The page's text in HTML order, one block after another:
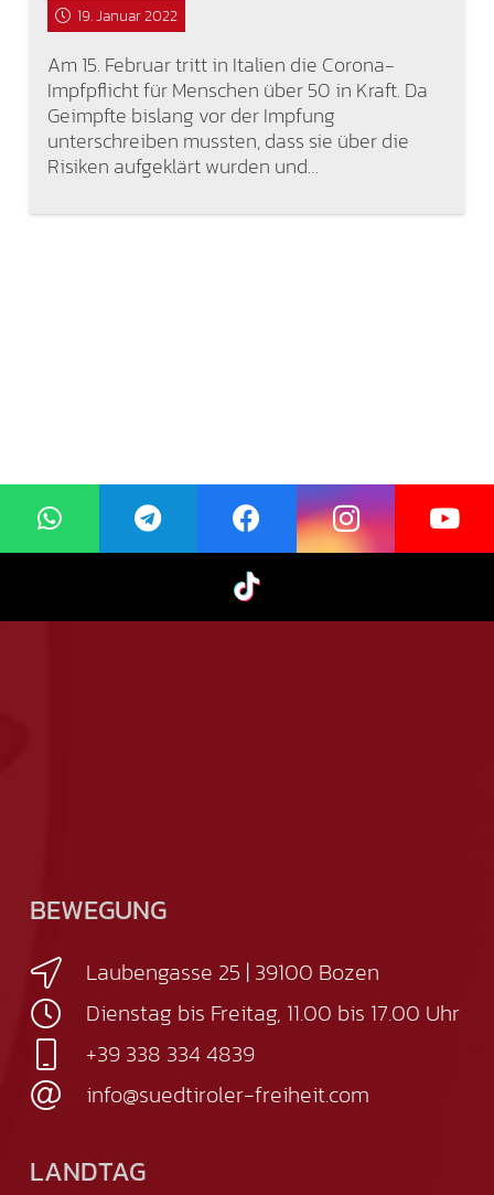
19. Januar 2022
Am 15. Februar tritt in Italien die Corona-
Impfpflicht für Menschen über 50 in Kraft. Da
Geimpfte bislang vor der Impfung
unterschreiben mussten, dass sie über die
Risiken aufgeklärt wurden und…
BEWEGUNG
Laubengasse 25 | 39100 Bozen
Dienstag bis Freitag, 11.00 bis 17.00 Uhr
+39 338 334 4839
info@suedtiroler-freiheit.com
LANDTAG